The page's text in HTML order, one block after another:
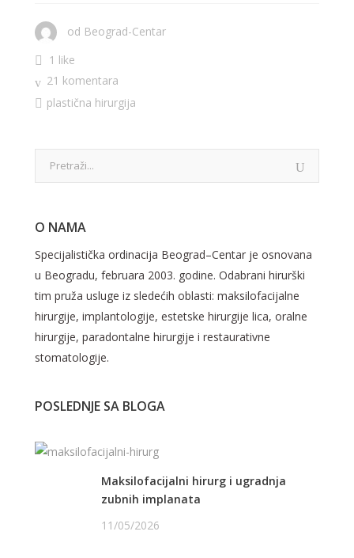
od Beograd-Centar
1 like
21 komentara
plastična hirurgija
O NAMA
Specijalistička ordinacija Beograd–Centar je osnovana
u Beogradu, februara 2003. godine. Odabrani hirurški
tim pruža usluge iz sledećih oblasti: maksilofacijalne
hirurgije, implantologije, estetske hirurgije lica, oralne
hirurgije, paradontalne hirurgije i restaurativne
stomatologije.
POSLEDNJE SA BLOGA
Maksilofacijalni hirurg i ugradnja
zubnih implanata
11/05/2026